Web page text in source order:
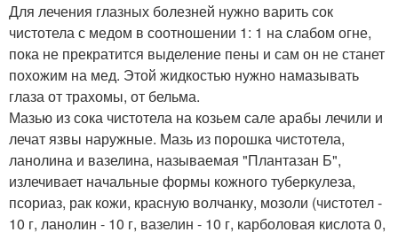
Для лечения глазных болезней нужно варить сок
чистотела с медом в соотношении 1: 1 на слабом огне,
пока не прекратится выделение пены и сам он не станет
похожим на мед. Этой жидкостью нужно намазывать
глаза от трахомы, от бельма.
Мазью из сока чистотела на козьем сале арабы лечили и
лечат язвы наружные. Мазь из порошка чистотела,
ланолина и вазелина, называемая "Плантазан Б",
излечивает начальные формы кожного туберкулеза,
псориаз, рак кожи, красную волчанку, мозоли (чистотел -
10 г, ланолин - 10 г, вазелин - 10 г, карболовая кислота 0,